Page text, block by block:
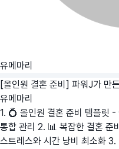
유메마리
[올인원 결혼 준비] 파워J가 만
유메마리
1. 💍 올인원 결혼 준비 템플릿
통합 관리 2. 📊 복잡한 결혼 준
스트레스와 시간 낭비 최소화